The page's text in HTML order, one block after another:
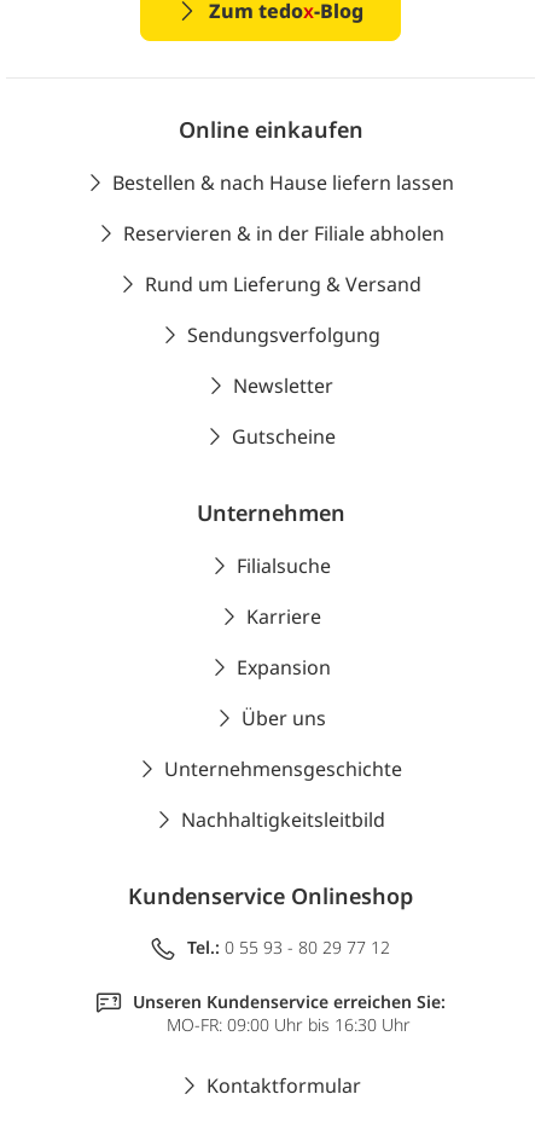
Zum tedox-Blog
Online einkaufen
Bestellen & nach Hause liefern lassen
Reservieren & in der Filiale abholen
Rund um Lieferung & Versand
Sendungsverfolgung
Newsletter
Gutscheine
Unternehmen
Filialsuche
Karriere
Expansion
Über uns
Unternehmensgeschichte
Nachhaltigkeitsleitbild
Kundenservice Onlineshop
Tel.: 0 55 93 - 80 29 77 12
Unseren Kundenservice erreichen Sie:
MO-FR: 09:00 Uhr bis 16:30 Uhr
Kontaktformular